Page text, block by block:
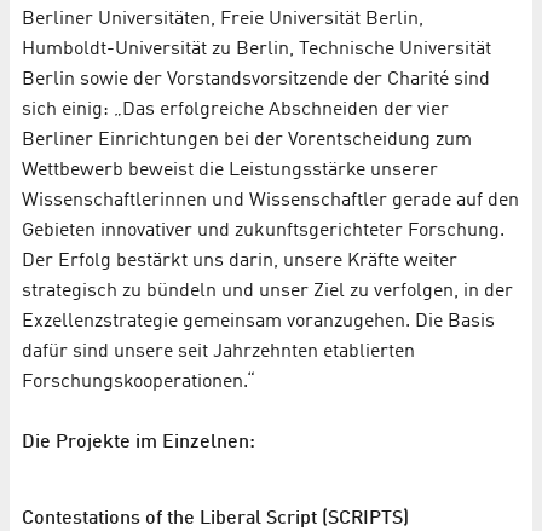
Berliner Universitäten, Freie Universität Berlin,
Humboldt-Universität zu Berlin, Technische Universität
Berlin sowie der Vorstandsvorsitzende der Charité sind
sich einig: „Das erfolgreiche Abschneiden der vier
Berliner Einrichtungen bei der Vorentscheidung zum
Wettbewerb beweist die Leistungsstärke unserer
Wissenschaftlerinnen und Wissenschaftler gerade auf den
Gebieten innovativer und zukunftsgerichteter Forschung.
Der Erfolg bestärkt uns darin, unsere Kräfte weiter
strategisch zu bündeln und unser Ziel zu verfolgen, in der
Exzellenzstrategie gemeinsam voranzugehen. Die Basis
dafür sind unsere seit Jahrzehnten etablierten
Forschungskooperationen.“
Die Projekte im Einzelnen:
Contestations of the Liberal Script (SCRIPTS)